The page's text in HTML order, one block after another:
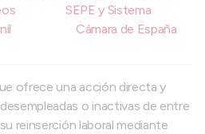
SEPE y Sistema
Cámara de España
ofrece una acción directa y
o inactivas de entre
reinserción laboral mediante